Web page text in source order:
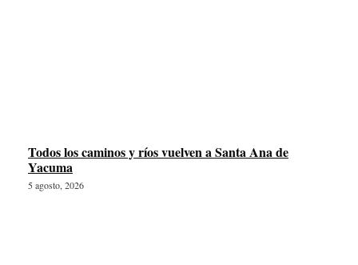
Todos los caminos y ríos vuelven a Santa Ana de
Yacuma
5 agosto, 2026